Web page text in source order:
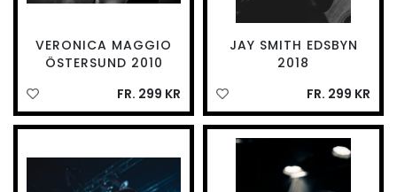
VERONICA MAGGIO
ÖSTERSUND 2010
FR. 299 KR
JAY SMITH EDSBYN
2018
FR. 299 KR